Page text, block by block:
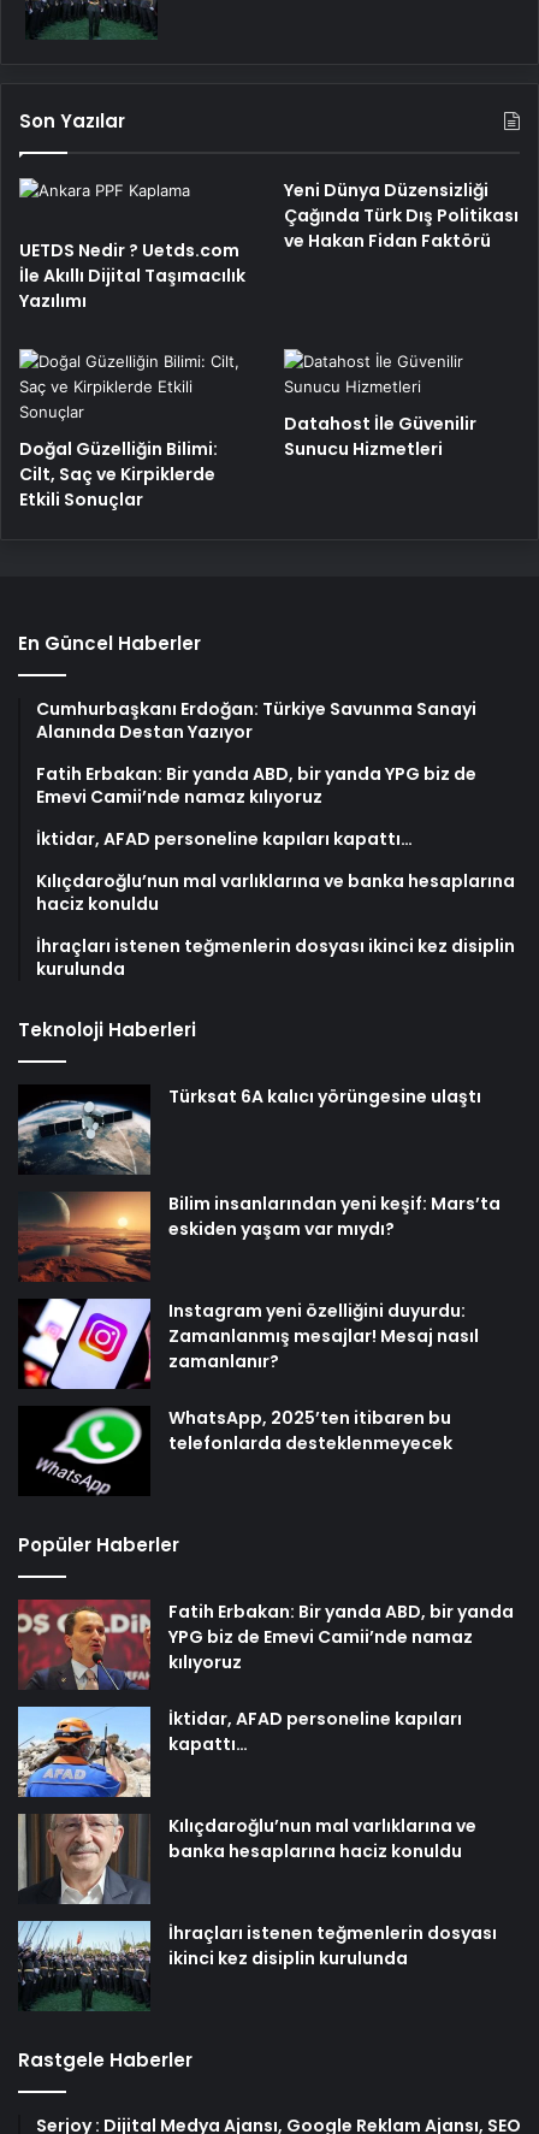
Son Yazılar
UETDS Nedir ? Uetds.com
İle Akıllı Dijital Taşımacılık
Yazılımı
Yeni Dünya Düzensizliği
Çağında Türk Dış Politikası
ve Hakan Fidan Faktörü
Doğal Güzelliğin Bilimi:
Cilt, Saç ve Kirpiklerde
Etkili Sonuçlar
Datahost İle Güvenilir
Sunucu Hizmetleri
En Güncel Haberler
Cumhurbaşkanı Erdoğan: Türkiye Savunma Sanayi
Alanında Destan Yazıyor
Fatih Erbakan: Bir yanda ABD, bir yanda YPG biz de
Emevi Camii’nde namaz kılıyoruz
İktidar, AFAD personeline kapıları kapattı…
Kılıçdaroğlu’nun mal varlıklarına ve banka hesaplarına
haciz konuldu
İhraçları istenen teğmenlerin dosyası ikinci kez disiplin
kurulunda
Teknoloji Haberleri
Türksat 6A kalıcı yörüngesine ulaştı
Bilim insanlarından yeni keşif: Mars’ta
eskiden yaşam var mıydı?
Instagram yeni özelliğini duyurdu:
Zamanlanmış mesajlar! Mesaj nasıl
zamanlanır?
WhatsApp, 2025’ten itibaren bu
telefonlarda desteklenmeyecek
Popüler Haberler
Fatih Erbakan: Bir yanda ABD, bir yanda
YPG biz de Emevi Camii’nde namaz
kılıyoruz
İktidar, AFAD personeline kapıları
kapattı…
Kılıçdaroğlu’nun mal varlıklarına ve
banka hesaplarına haciz konuldu
İhraçları istenen teğmenlerin dosyası
ikinci kez disiplin kurulunda
Rastgele Haberler
Serjoy : Dijital Medya Ajansı, Google Reklam Ajansı, SEO